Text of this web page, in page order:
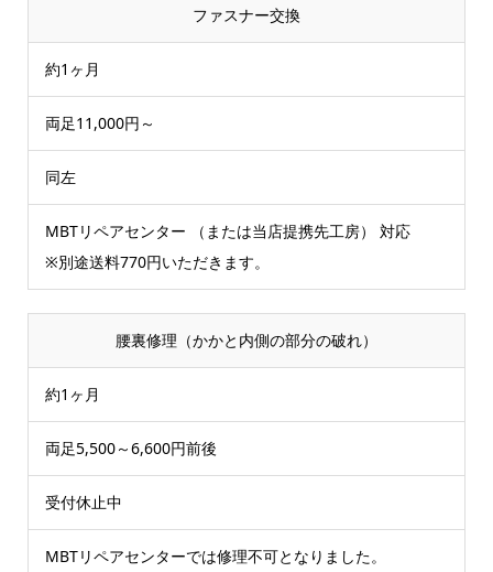
ファスナー交換
約1ヶ月
両足11,000円～
同左
MBTリペアセンター （または当店提携先工房） 対応
※別途送料770円いただきます。
腰裏修理（かかと内側の部分の破れ）
約1ヶ月
両足5,500～6,600円前後
受付休止中
MBTリペアセンターでは修理不可となりました。